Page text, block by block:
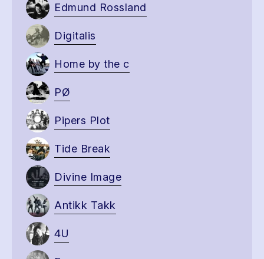
Edmund Rossland
Digitalis
Home by the c
PØ
Pipers Plot
Tide Break
Divine Image
Antikk Takk
4U